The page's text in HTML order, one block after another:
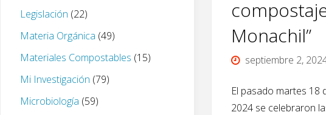
al
Monachil”
septiembre 2,
El pasado martes 18
2024 se celebraron
Legislación (22)
Materia Orgánica (49)
Materiales Compostables (15)
Mi Investigación (79)
Microbiología (59)